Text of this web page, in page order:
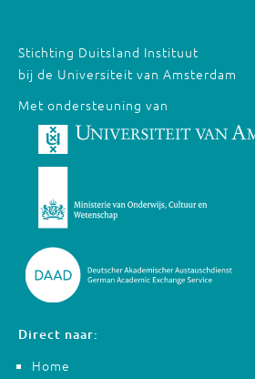
Stichting Duitsland Instituut
bij de Universiteit van Amsterdam
Met ondersteuning van
Direct naar:
Home